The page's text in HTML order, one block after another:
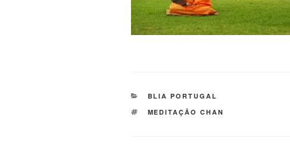
BLIA PORTUGAL
MEDITAÇÃO CHAN